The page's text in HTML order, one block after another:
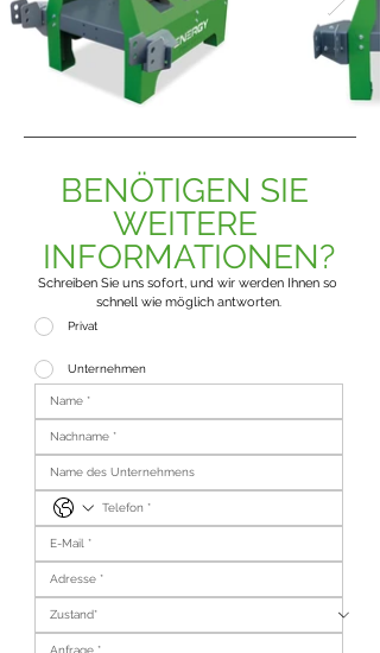
BENÖTIGEN SIE
WEITERE
INFORMATIONEN?
Schreiben Sie uns sofort, und wir werden Ihnen so
schnell wie möglich antworten.
Privat
Unternehmen